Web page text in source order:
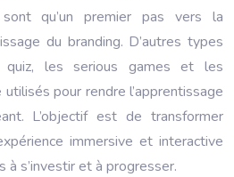
qu’un premier pas vers la
du branding. D’autres types
les serious games et les
pour rendre l’apprentissage
L’objectif est de transformer
immersive et interactive
s’investir et à progresser.